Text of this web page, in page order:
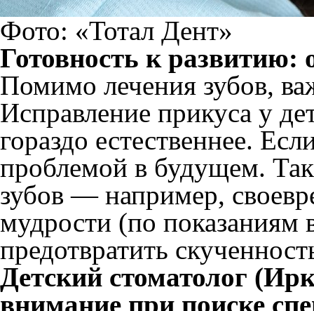
Фото: «Тотал Дент»
Готовность к развитию:
Помимо лечения зубов,
Исправление прикуса у
гораздо естественнее.
проблемой в будущем.
зубов — например,
мудрости (по показаниям
предотвратить
Детский стоматолог
внимание при поиске